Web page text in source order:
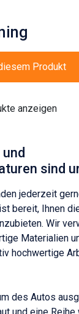
Produkt
anzeigen
sind
jederzeit
bereit, Ihnen
Wir
Materialien
hochwertige
des Autos